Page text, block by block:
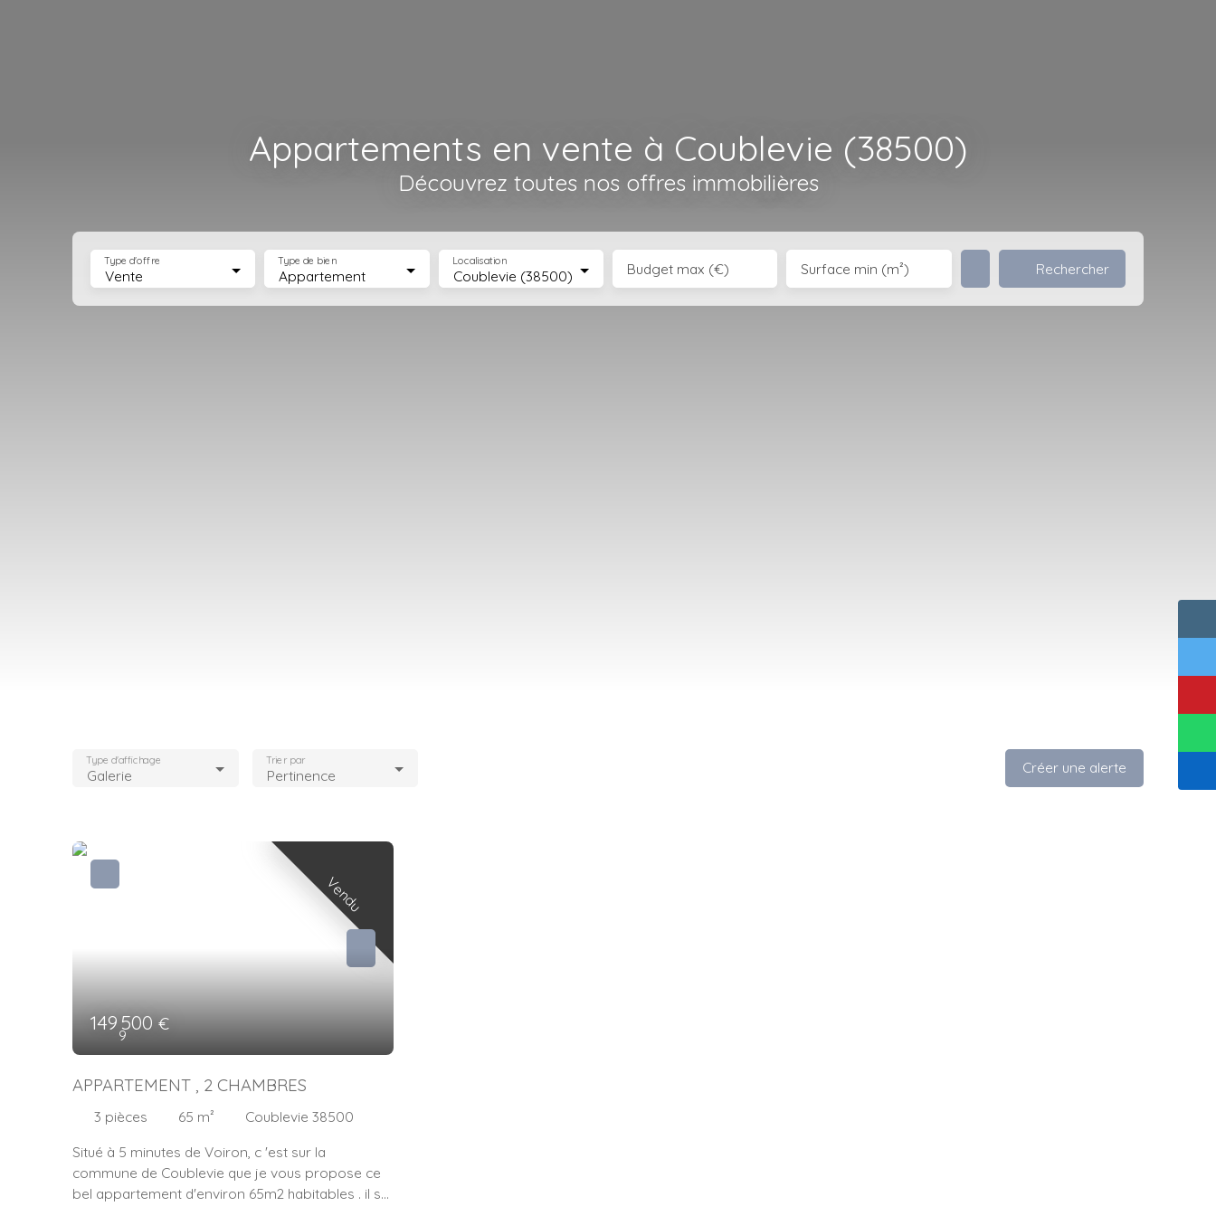
Appartements en vente à Coublevie (38500)
Découvrez toutes nos offres immobilières
Vente
Type d'offre
Appartement
Type de bien
Coublevie (38500)
Localisation Budget max (€) Surface min (m²) Rechercher
Galerie
Type d'affichage
Pertinence
Trier par Créer une alerte
Vendu
149 500€
9
APPARTEMENT , 2 CHAMBRES
3 pièces 65 m²
Coublevie 38500
Situé à 5 minutes de Voiron, c 'est sur la
commune de Coublevie que je vous propose ce
bel appartement d'environ 65m2 habitables . il se